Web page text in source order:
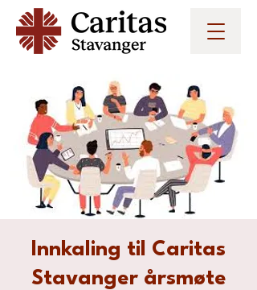
Innkaling til Caritas
Stavanger årsmøte